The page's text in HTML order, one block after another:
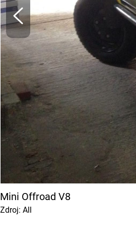
Mini Offroad V8
Zdroj: All